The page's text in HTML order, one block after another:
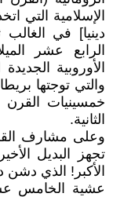
الإسلامية التي
دينيا] في
الرابع عشر
الأوروبية
والتي توجتها
خمسينيات
الثانية.
وعلى مشارف
تجهز البديل
الأكبر! الذي دشن